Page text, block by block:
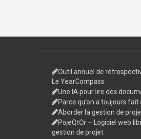
Outil annuel de
Le YearCompass
Une IA pour lire des
Parce qu’on a toujours fait
Aborder la gestion de
PojeQtOr – Logiciel web
gestion de projet